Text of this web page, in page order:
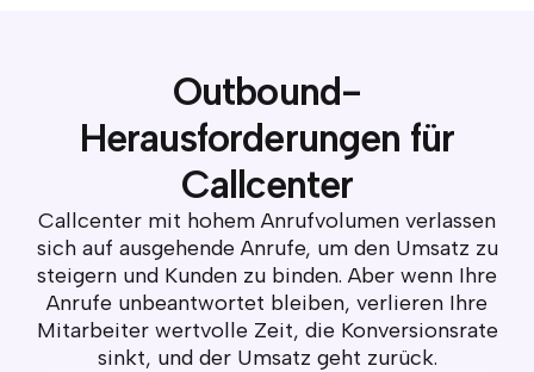
Outbound-
Herausforderungen für
Callcenter
Callcenter mit hohem Anrufvolumen verlassen
sich auf ausgehende Anrufe, um den Umsatz zu
steigern und Kunden zu binden. Aber wenn Ihre
Anrufe unbeantwortet bleiben, verlieren Ihre
Mitarbeiter wertvolle Zeit, die Konversionsrate
sinkt, und der Umsatz geht zurück.